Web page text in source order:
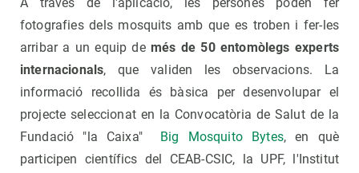
fotografies dels mosquits amb que es troben i fer-les
arribar a un equip demés de 50 entomòlegs experts
internacionals, que validen les observacions. La
informació recollida és bàsica per desenvolupar el
projecte seleccionat en la Convocatòria de Salut de la
Fundació "la Caixa" Big Mosquito Bytes, en què
participen científics del CEAB-CSIC, la UPF, l'Institut